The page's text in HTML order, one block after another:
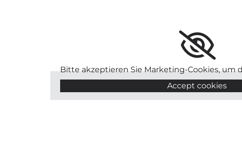
Bitte akzeptieren Sie Marketing-Cookies, um
Accept cookies